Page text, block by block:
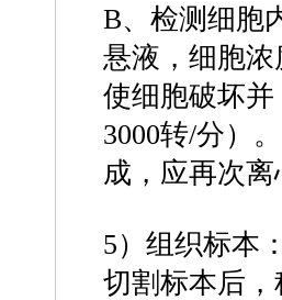
B、检测细胞
悬液，细胞
使细胞破坏并
3000转/分）
成，应再次离
5）组织标本
切割标本后，